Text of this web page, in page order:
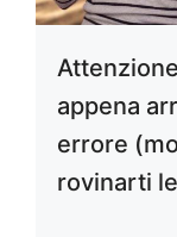
appena
errore
rovinarti